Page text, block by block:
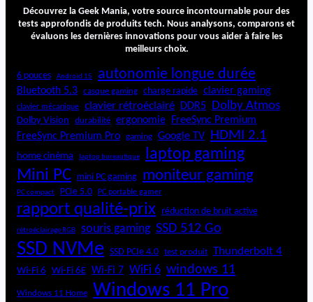
i
e
r
a
i
e
s
p
r
f
o
r
m
a
n
Découvrez la Geek Mania, votre source incontournable pour des
tests approfondis de produits tech. Nous analysons, comparons et
évaluons les dernières innovations pour vous aider à faire les
meilleurs choix.
6 pouces Android 15 autonomie longue durée
Bluetooth 5.3 casque gaming charge rapide clavier gaming
clavier mécanique clavier rétroéclairé DDR5 Dolby Atmos
Dolby Vision durabilité ergonomie
FreeSync Premium
FreeSync Premium Pro
gaming Google TV HDMI 2.1
home cinéma laptop bureautique laptop gaming
Mini PC mini PC gaming moniteur gaming
PC compact PCIe 5.0 PC portable gamer
rapport qualité-prix réduction de bruit active
rétroéclairage RGB souris gaming SSD 512 Go
SSD NVMe SSD PCIe 4.0 test produit Thunderbolt 4
Wi-Fi 6 Wi-Fi 6E Wi-Fi 7 WiFi 6 windows 11
Windows 11 Home Windows 11 Pro